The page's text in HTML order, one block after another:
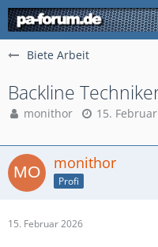
Biete Arbeit
Backline
monithor 15.
monithor
Profi
15. Februar 2026